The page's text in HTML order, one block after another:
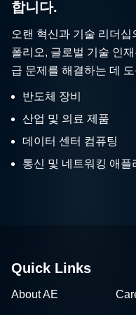
합니다.
오랜 혁신과 기술 리더
폴리오, 글로벌 기술 인
급 문제를 해결하는 데
반도체 장비
산업 및 의료 제품
데이터 센터 컴퓨팅
통신 및 네트워킹 애플
Quick Links
About AE